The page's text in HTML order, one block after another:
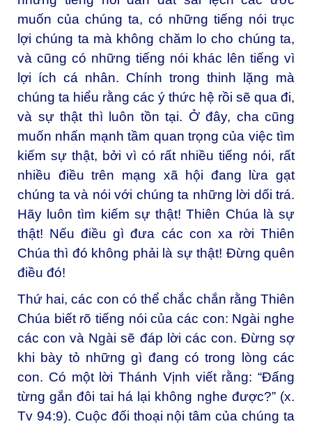
muốn của chúng ta, có những tiếng nói trục
lợi chúng ta mà không chăm lo cho chúng ta,
và cũng có những tiếng nói khác lên tiếng vì
lợi ích cá nhân. Chính trong thinh lặng mà
chúng ta hiểu rằng các ý thức hệ rồi sẽ qua đi,
và sự thật thì luôn tồn tại. Ở đây, cha cũng
muốn nhấn mạnh tầm quan trọng của việc tìm
kiếm sự thật, bởi vì có rất nhiều tiếng nói, rất
nhiều điều trên mạng xã hội đang lừa gạt
chúng ta và nói với chúng ta những lời dối trá.
Hãy luôn tìm kiếm sự thật! Thiên Chúa là sự
thật! Nếu điều gì đưa các con xa rời Thiên
Chúa thì đó không phải là sự thật! Đừng quên
điều đó!
Thứ hai, các con có thể chắc chắn rằng Thiên
Chúa biết rõ tiếng nói của các con: Ngài nghe
các con và Ngài sẽ đáp lời các con. Đừng sợ
khi bày tỏ những gì đang có trong lòng các
con. Có một lời Thánh Vịnh viết rằng: “Đấng
từng gắn đôi tai há lại không nghe được?” (x.
Tv 94:9). Cuộc đối thoại nội tâm của chúng ta